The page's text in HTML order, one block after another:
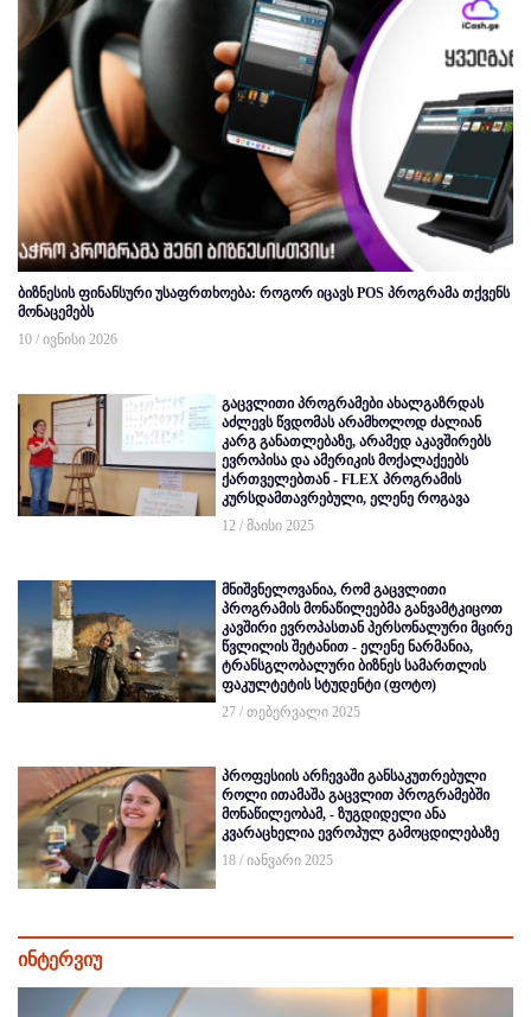
ბიზნესის ფინანსური უსაფრთხოება: როგორ იცავს POS პროგრამა თქვენს
მონაცემებს
10 / ივნისი 2026
გაცვლითი პროგრამები ახალგაზრდას
აძლევს წვდომას არამხოლოდ ძალიან
კარგ განათლებაზე, არამედ აკავშირებს
ევროპისა და ამერიკის მოქალაქეებს
ქართველებთან - FLEX პროგრამის
კურსდამთავრებული, ელენე როგავა
12 / მაისი 2025
მნიშვნელოვანია, რომ გაცვლითი
პროგრამის მონაწილეებმა განვამტკიცოთ
კავშირი ევროპასთან პერსონალური მცირე
წვლილის შეტანით - ელენე ნარმანია,
ტრანსგლობალური ბიზნეს სამართლის
ფაკულტეტის სტუდენტი (ფოტო)
27 / თებერვალი 2025
პროფესიის არჩევაში განსაკუთრებული
როლი ითამაშა გაცვლით პროგრამებში
მონაწილეობამ, - ზუგდიდელი ანა
კვარაცხელია ევროპულ გამოცდილებაზე
18 / იანვარი 2025
ინტერვიუ